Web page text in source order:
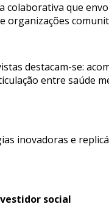
colaborativa que
organizações
destacam-se:
entre saúde
inovadoras e
social